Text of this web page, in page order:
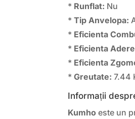
* Runflat: Nu
*Tip Anvelopa:
* Eficienta
* Eficienta
* Eficienta
*Greutate: 7.44
Informații
Kumho este un